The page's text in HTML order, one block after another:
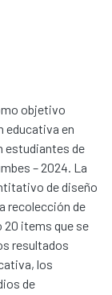
objetivo
educativa en
estudiantes de
– 2024. La
de diseño
recolección de
items que se
resultados
los
de